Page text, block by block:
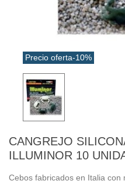
Precio oferta-10%
CANGREJO
ILLUMINOR 10
Cebos fabricados en Italia con